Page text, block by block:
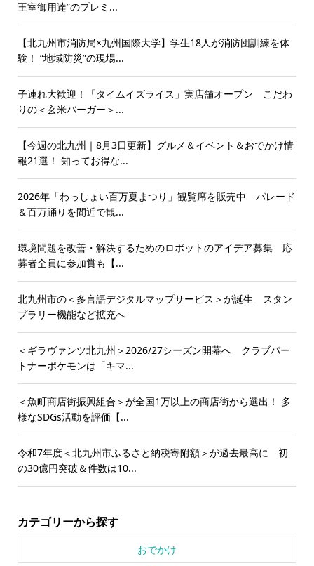
王室御用達”のプレミ...
【北九州市消防局×九州国際大学】学生18人が消防団訓練を体
験！ “地域防災”の現場...
子連れ大歓迎！「タイムイズライス」実店舗オープン こだわ
りの＜玄米バーガー＞...
【今週の北九州｜8月3日更新】グルメ＆イベント＆おでかけ情
報21選！ 知ってお得な...
2026年「わっしょい百万夏まつり」観覧席を販売中 パレード
＆百万踊りを間近で観...
環境問題を改善・解決するためのロボットのアイデア募集 応
募者全員に参加賞も【...
北九州市の＜多言語デジタルマップサービス＞が誕生 スタン
プラリー機能など拡充へ
＜ギラヴァンツ北九州＞2026/27シーズン開幕へ クラブパー
トナーポケモンは「キマ...
＜魚町商店街振興組合＞が全国1万以上の商店街から選出！ 多
様なSDGs活動を評価【...
令和7年度＜北九州市ふるさと納税寄附額＞が過去最高に 初
の30億円突破＆件数は10...
カテゴリーから探す
おでかけ